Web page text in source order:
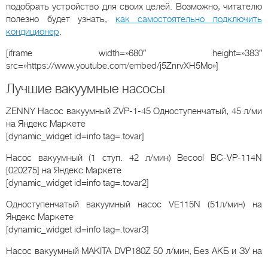
подобрать устройство для своих целей. Возможно, читателю
полезно будет узнать, как самостоятельно подключить
кондиционер.
[iframe width=»680″ height=»383″
src=»https://www.youtube.com/embed/j5ZnrvXH5Mo»]
Лучшие вакуумные насосы
ZENNY Насос вакуумный ZVP-1-45 Одноступенчатый, 45 л/ми
на Яндекс Маркете
[dynamic_widget id=info tag=.tovar]
Насос вакуумный (1 ступ. 42 л/мин) Becool BC-VP-114N
[020275] на Яндекс Маркете
[dynamic_widget id=info tag=.tovar2]
Одноступенчатый вакуумный насос VЕ115N (51л/мин) на
Яндекс Маркете
[dynamic_widget id=info tag=.tovar3]
Насос вакуумный MAKITA DVP180Z 50 л/мин, Без АКБ и ЗУна